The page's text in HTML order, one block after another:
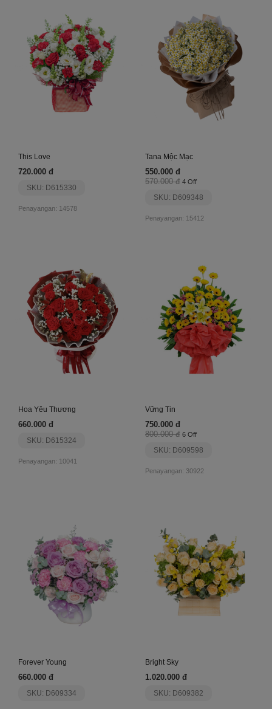
This Love
720.000 đ
SKU: D615330
Penayangan: 14578
Tana Mộc Mạc
550.000 đ
570.000 đ 4 Off
SKU: D609348
Penayangan: 15412
Hoa Yêu Thương
660.000 đ
SKU: D615324
Penayangan: 10041
Vững Tin
750.000 đ
800.000 đ 6 Off
SKU: D609598
Penayangan: 30922
Forever Young
660.000 đ
SKU: D609334
Bright Sky
1.020.000 đ
SKU: D609382